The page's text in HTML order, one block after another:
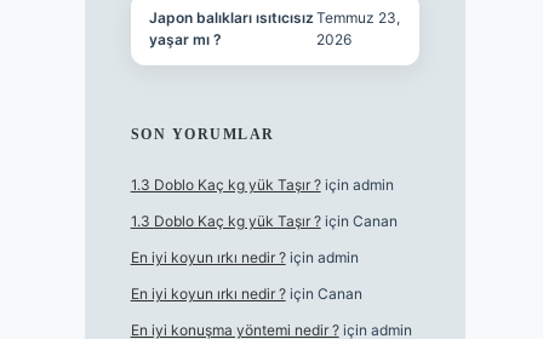
Japon balıkları ısıtıcısız
yaşar mı ?
Temmuz 23,
2026
SON YORUMLAR
1.3 Doblo Kaç kg yük Taşır ?için admin
1.3 Doblo Kaç kg yük Taşır ?için Canan
En iyi koyun ırkı nedir ?için admin
En iyi koyun ırkı nedir ?için Canan
En iyi konuşma yöntemi nedir ?için admin